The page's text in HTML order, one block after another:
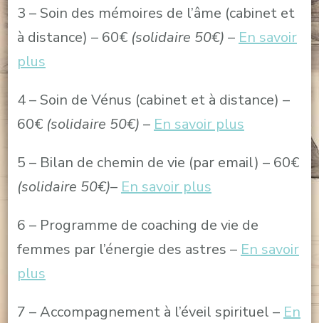
3 – Soin des mémoires de l’âme (cabinet et
à distance) – 60€ (solidaire 50€) – En savoir
plus
4 – Soin de Vénus (cabinet et à distance) –
60€ (solidaire 50€) – En savoir plus
5 – Bilan de chemin de vie (par email) – 60€
(solidaire 50€)– En savoir plus
6 – Programme de coaching de vie de
femmes par l’énergie des astres – En savoir
plus
7 – Accompagnement à l’éveil spirituel – En